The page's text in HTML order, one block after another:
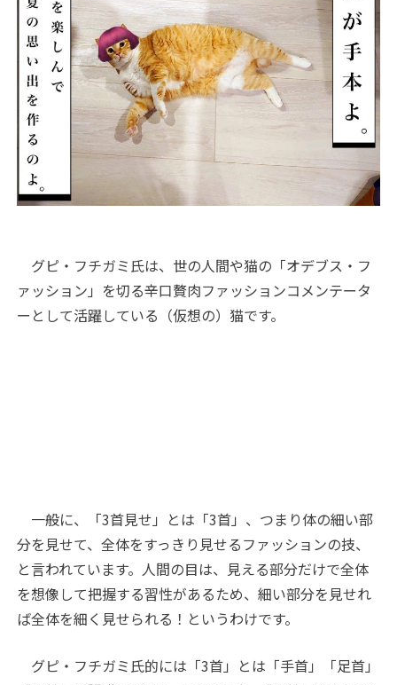
グピ・フチガミ氏は、世の人間や猫の「オデブス・フ
ァッション」を切る辛口贅肉ファッションコメンテータ
ーとして活躍している（仮想の）猫です。
一般に、「3首見せ」とは「3首」、つまり体の細い部
分を見せて、全体をすっきり見せるファッションの技、
と言われています。人間の目は、見える部分だけで全体
を想像して把握する習性があるため、細い部分を見せれ
ば全体を細く見せられる！というわけです。
グピ・フチガミ氏的には「3首」とは「手首」「足首」